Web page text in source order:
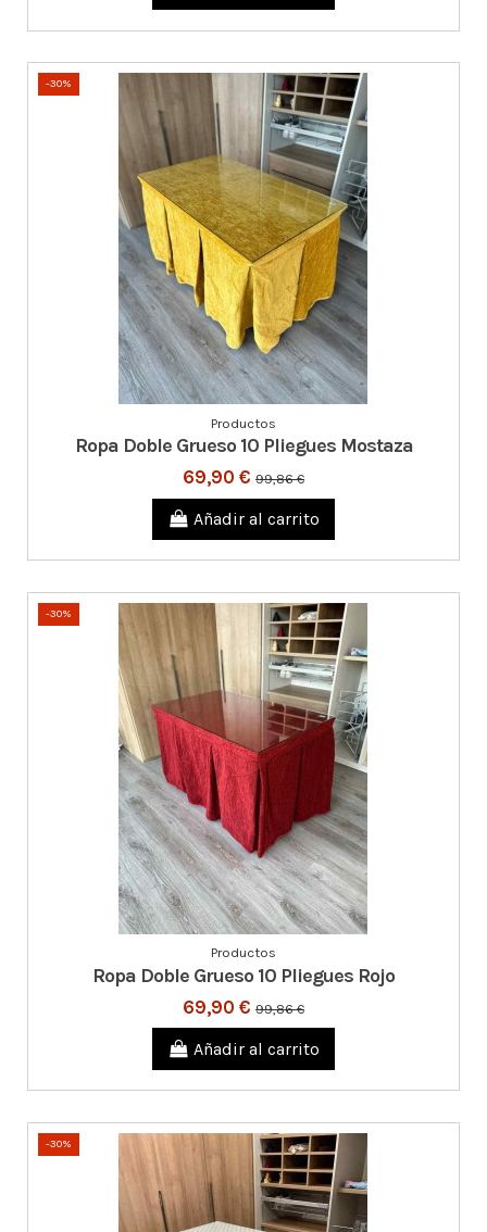
-30%
Productos
Ropa Doble Grueso 10 Pliegues Mostaza
69,90 € 99,86 €
Añadir al carrito
-30%
Productos
Ropa Doble Grueso 10 Pliegues Rojo
69,90 € 99,86 €
Añadir al carrito
-30%